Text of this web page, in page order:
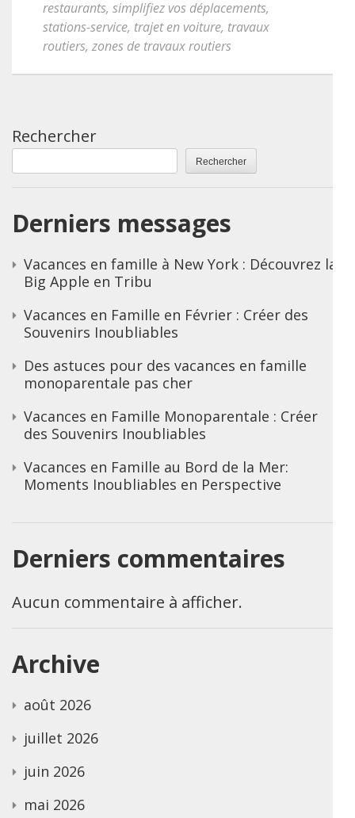
restaurants, simplifiez vos déplacements,
stations-service, trajet en voiture, travaux
routiers, zones de travaux routiers
Rechercher
Rechercher
Derniers messages
Vacances en famille à New York : Découvrez la
Big Apple en Tribu
Vacances en Famille en Février : Créer des
Souvenirs Inoubliables
Des astuces pour des vacances en famille
monoparentale pas cher
Vacances en Famille Monoparentale : Créer
des Souvenirs Inoubliables
Vacances en Famille au Bord de la Mer:
Moments Inoubliables en Perspective
Derniers commentaires
Aucun commentaire à afficher.
Archive
août 2026
juillet 2026
juin 2026
mai 2026